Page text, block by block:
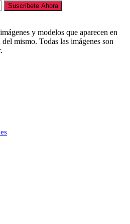
Suscribete Ahora
y modelos que aparecen en
mismo. Todas las imágenes son